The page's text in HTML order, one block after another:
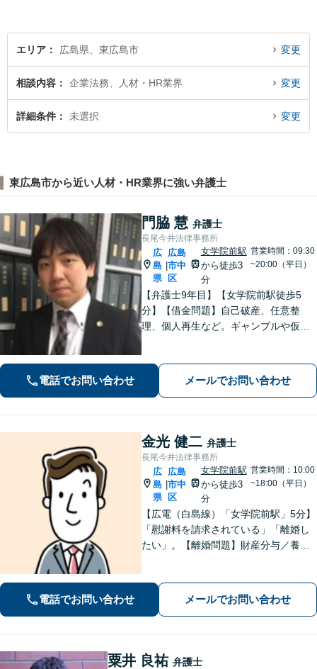
ます。
エリア 広島県、東広島市 変更
相談内容 企業法務、人材・HR業界 変更
詳細条件 未選択 変更
東広島市から近い人材・HR業界に強い弁護士
門脇 慧 弁護士
長尾今井法律事務所
広
島
県
|
広島
市中
区
女学院前駅
から徒歩3
分
営業時間：09:30
~20:00（平日）
【弁護士9年目】【女学院前駅徒歩5
分】【借金問題】自己破産、任意整
理、個人再生など。ギャンブルや仮想
などご相談ください【夜間土日祝相談
可】【初回相談無料】【Zoom面談可】
電話でお問い合わせ メールでお問い合わせ
金光 健二 弁護士
長尾今井法律事務所
広
島
県
|
広島
市中
区
女学院前駅
から徒歩3
分
営業時間：10:00
~18:00（平日）
【広電（白島線）「女学院前駅」5分】
「慰謝料を請求されている」「離婚し
たい」。【離婚問題】財産分与／養育
請求など【相続・遺言】料金は明確に
細かく設定【初回相談無料】
電話でお問い合わせ メールでお問い合わせ
粟井 良祐 弁護士